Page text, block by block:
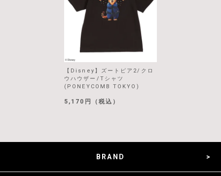
【Disney】ズートピア2/クロ
ウハウザー/Tシャツ
(PONEYCOMB TOKYO)
5,170円（税込）
BRAND